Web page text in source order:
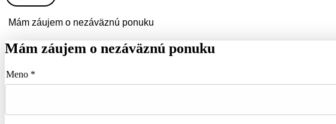
Mám záujem o nezáväznú ponuku
Mám záujem o nezáväznú ponuku
Meno *